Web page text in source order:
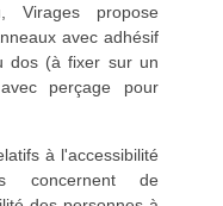
Virages propose
avec adhésif
dos (à fixer sur un
perçage pour
à l'accessibilité
concernent de